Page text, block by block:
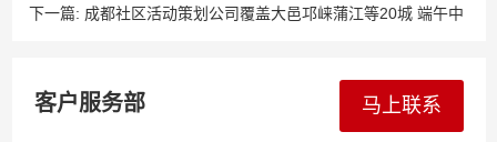
小型门店开业庆典舞狮布置LED屏租赁一站式服务​
下一篇: 成都社区活动策划公司覆盖大邑邛崃蒲江等20城 端午中
客户服务部 马上联系